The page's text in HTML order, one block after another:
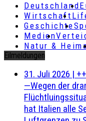
Deutschland
Wirtschaft
Geschichte
Medien
Natur &
Eilmeldungen
31. Juli 2026 |
—Wegen der
hat Italien alle